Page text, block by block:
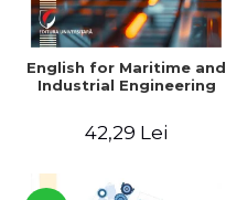
English for Maritime and
Industrial Engineering
42,29 Lei